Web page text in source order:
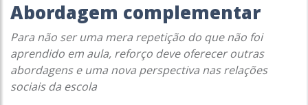
Abordagem complementar
Para não ser uma mera repetição do que não foi
aprendido em aula, reforço deve oferecer outras
abordagens e uma nova perspectiva nas relações
sociais da escola